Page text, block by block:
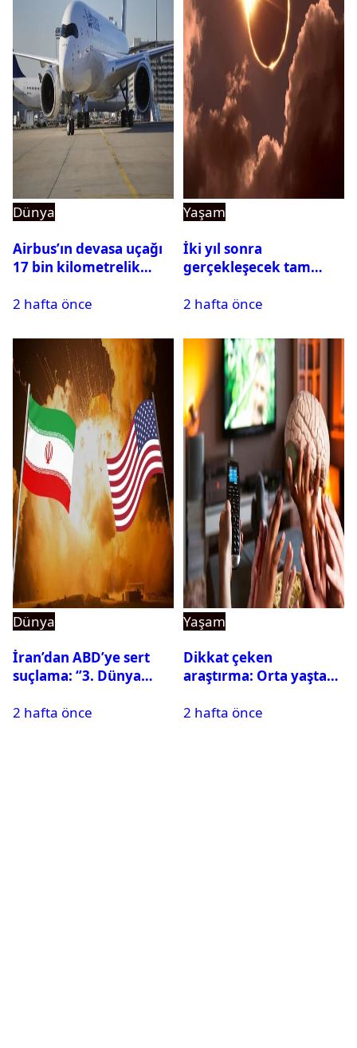
Dünya
Airbus’ın devasa uçağı
17 bin kilometrelik
tamamladı
2 hafta önce
Yaşam
İki yıl sonra
gerçekleşecek tam
oteller şimdiden doldu
2 hafta önce
Dünya
İran’dan ABD’ye sert
suçlama: ‘’3. Dünya
silahları kullandılar’’
2 hafta önce
Yaşam
Dikkat çeken
araştırma: Orta yaşta
beyni küçültebilir
2 hafta önce